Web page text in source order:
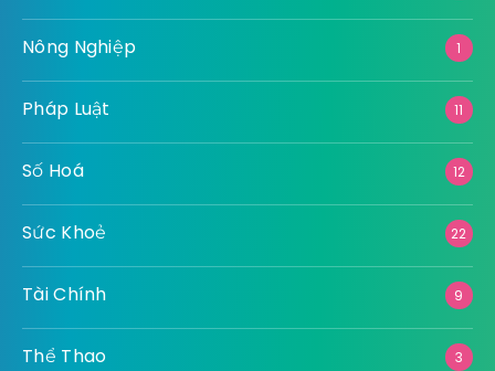
Nông Nghiệp 1
Pháp Luật 11
Số Hoá 12
Sức Khoẻ 22
Tài Chính 9
Thể Thao 3